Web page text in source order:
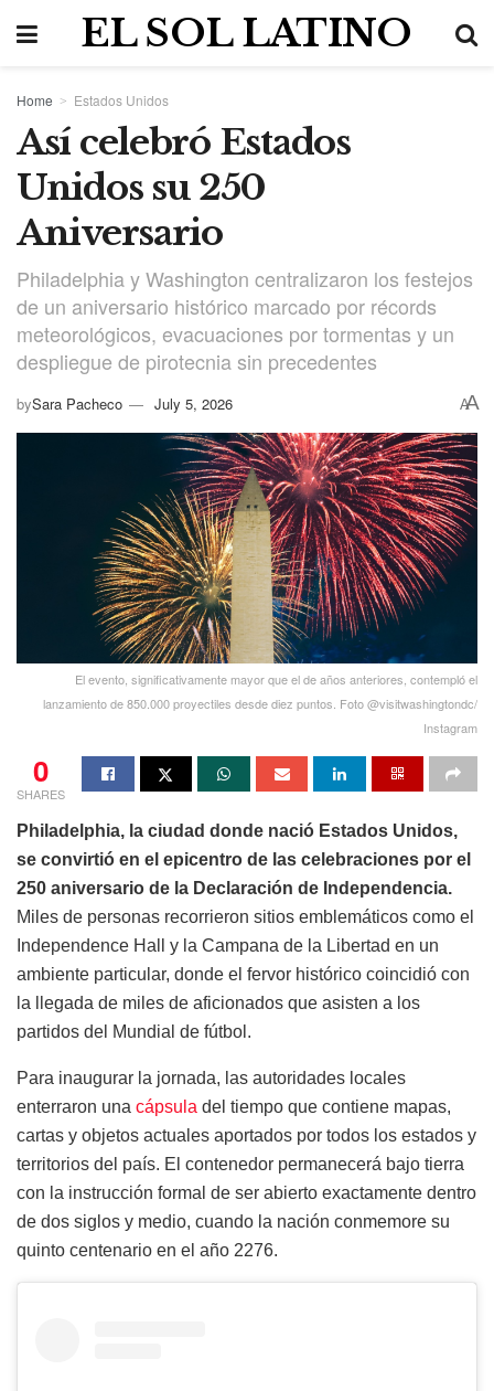
EL SOL LATINO
Home Estados Unidos
Así celebró Estados
Unidos su 250
Aniversario
Philadelphia y Washington centralizaron los festejos
de un aniversario histórico marcado por récords
meteorológicos, evacuaciones por tormentas y un
despliegue de pirotecnia sin precedentes
bySara Pacheco July 5, 2026 AA
El evento, significativamente mayor que el de años anteriores, contempló el
lanzamiento de 850.000 proyectiles desde diez puntos. Foto @visitwashingtondc/
Instagram
0
SHARES
Philadelphia, la ciudad donde nació Estados Unidos,
se convirtió en el epicentro de las celebraciones por el
250 aniversario de la Declaración de Independencia.
Miles de personas recorrieron sitios emblemáticos como el
Independence Hall y la Campana de la Libertad en un
ambiente particular, donde el fervor histórico coincidió con
la llegada de miles de aficionados que asisten a los
partidos del Mundial de fútbol.
Para inaugurar la jornada, las autoridades locales
enterraron una cápsula del tiempo que contiene mapas,
cartas y objetos actuales aportados por todos los estados y
territorios del país. El contenedor permanecerá bajo tierra
con la instrucción formal de ser abierto exactamente dentro
de dos siglos y medio, cuando la nación conmemore su
quinto centenario en el año 2276.